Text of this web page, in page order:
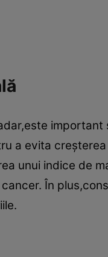
important
a evita
unui indice de
În